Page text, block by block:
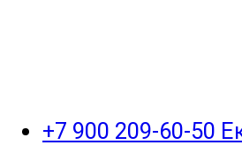
+7 900 209-60-50